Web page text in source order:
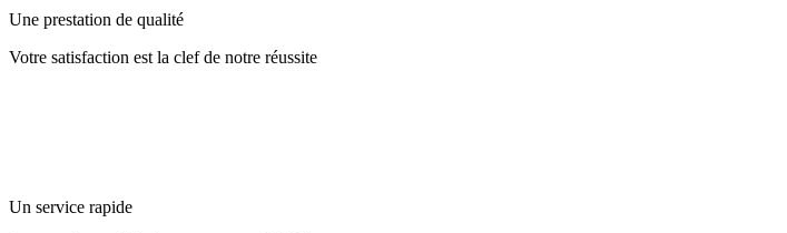
Une prestation de qualité
Votre satisfaction est la clef de notre réussite
Un service rapide